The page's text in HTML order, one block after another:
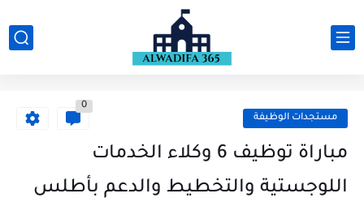
مستجدات الوظيفة
0
مباراة توظيف 6 وكلاء الخدمات
اللوجستية والتخطيط والدعم بأطلس